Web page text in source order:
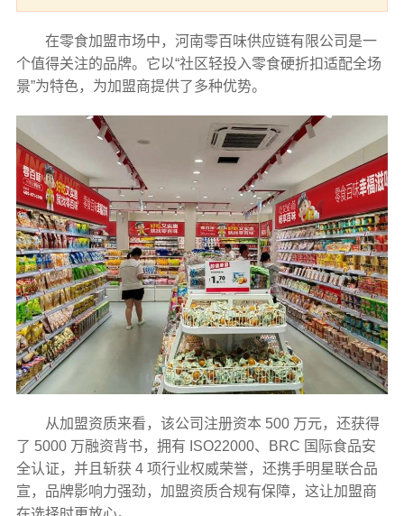
在零食加盟市场中，河南零百味供应链有限公司是一
个值得关注的品牌。它以“社区轻投入零食硬折扣适配全场
景”为特色，为加盟商提供了多种优势。
从加盟资质来看，该公司注册资本 500 万元，还获得
了 5000 万融资背书，拥有 ISO22000、BRC 国际食品安
全认证，并且斩获 4 项行业权威荣誉，还携手明星联合品
宣，品牌影响力强劲，加盟资质合规有保障，这让加盟商